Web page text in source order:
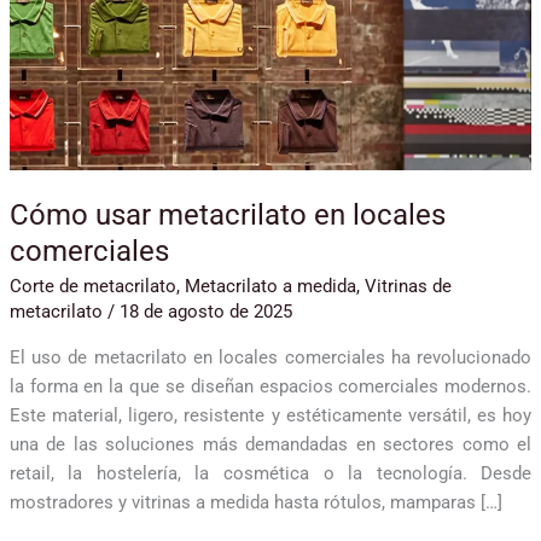
Cómo usar metacrilato en locales
comerciales
Corte de metacrilato, Metacrilato a medida, Vitrinas de
metacrilato / 18 de agosto de 2025
El uso de metacrilato en locales comerciales ha revolucionado
la forma en la que se diseñan espacios comerciales modernos.
Este material, ligero, resistente y estéticamente versátil, es hoy
una de las soluciones más demandadas en sectores como el
retail, la hostelería, la cosmética o la tecnología. Desde
mostradores y vitrinas a medida hasta rótulos, mamparas […]
locales
comerciales